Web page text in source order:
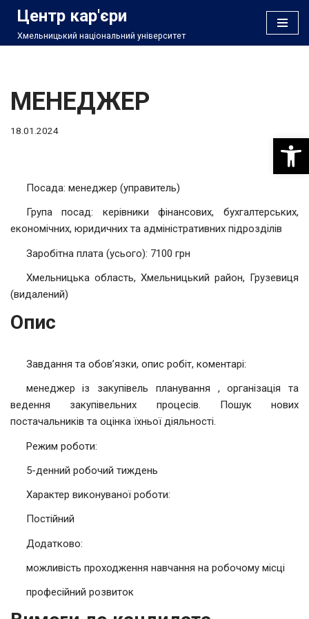
Перейти
Центр кар'єри
Хмельницький національний університет
МЕНЕДЖЕР
18.01.2024
Посада: менеджер (управитель)
Група посад: керівники фінансових, бухгалтерських,
економічних, юридичних та адміністративних підрозділів
Заробітна плата (усього): 7100 грн
Хмельницька область, Хмельницький район, Грузевиця
(видалений)
Опис
Завдання та обов’язки, опис робіт, коментарі:
менеджер із закупівель планування , організація та
ведення закупівельних процесів. Пошук нових
постачальників та оцінка їхньої діяльності.
Режим роботи:
5-денний робочий тиждень
Характер виконуваної роботи:
Постійний
Додатково:
можливість проходження навчання на робочому місці
професійний розвиток